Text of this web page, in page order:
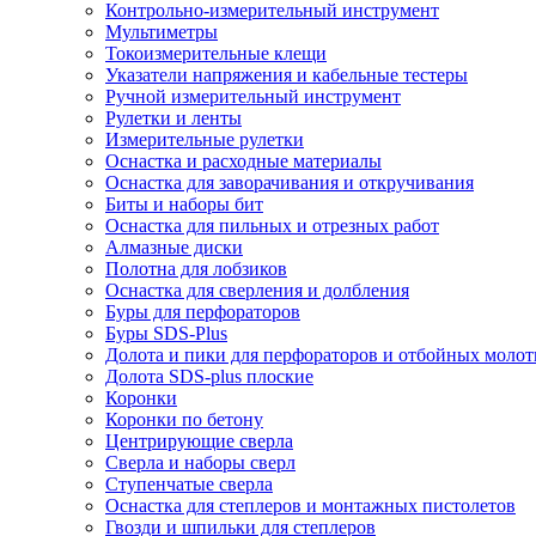
Контрольно-измерительный инструмент
Мультиметры
Токоизмерительные клещи
Указатели напряжения и кабельные тестеры
Ручной измерительный инструмент
Рулетки и ленты
Измерительные рулетки
Оснастка и расходные материалы
Оснастка для заворачивания и откручивания
Биты и наборы бит
Оснастка для пильных и отрезных работ
Алмазные диски
Полотна для лобзиков
Оснастка для сверления и долбления
Буры для перфораторов
Буры SDS-Plus
Долота и пики для перфораторов и отбойных
Долота SDS-plus плоские
Коронки
Коронки по бетону
Центрирующие сверла
Сверла и наборы сверл
Ступенчатые сверла
Оснастка для степлеров и монтажных пистолетов
Гвозди и шпильки для степлеров